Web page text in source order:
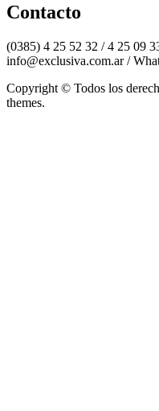
Contacto
(0385) 4 25 52 32 / 4 25 09
info@exclusiva.com.ar /
Copyright © Todos los
themes.